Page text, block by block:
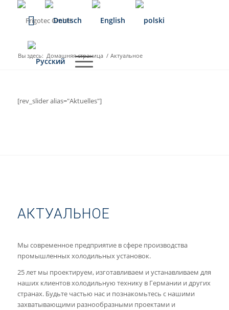
Вы здесь: Домашняя страница / Актуальное
[rev_slider alias="Aktuelles"]
АКТУАЛЬНОЕ
Мы современное предприятие в сфере производства
промышленных холодильных установок.
25 лет мы проектируем, изготавливаем и устанавливаем для
наших клиентов холодильную технику в Германии и других
странах. Будьте частью нас и познакомьтесь с нашими
захватывающими разнообразными проектами и